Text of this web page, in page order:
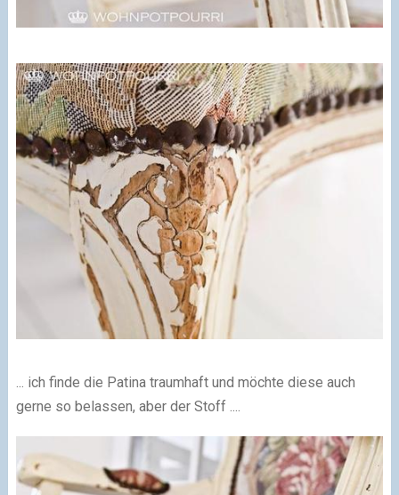
... ich finde die Patina traumhaft und möchte diese auch
gerne so belassen, aber der Stoff ....